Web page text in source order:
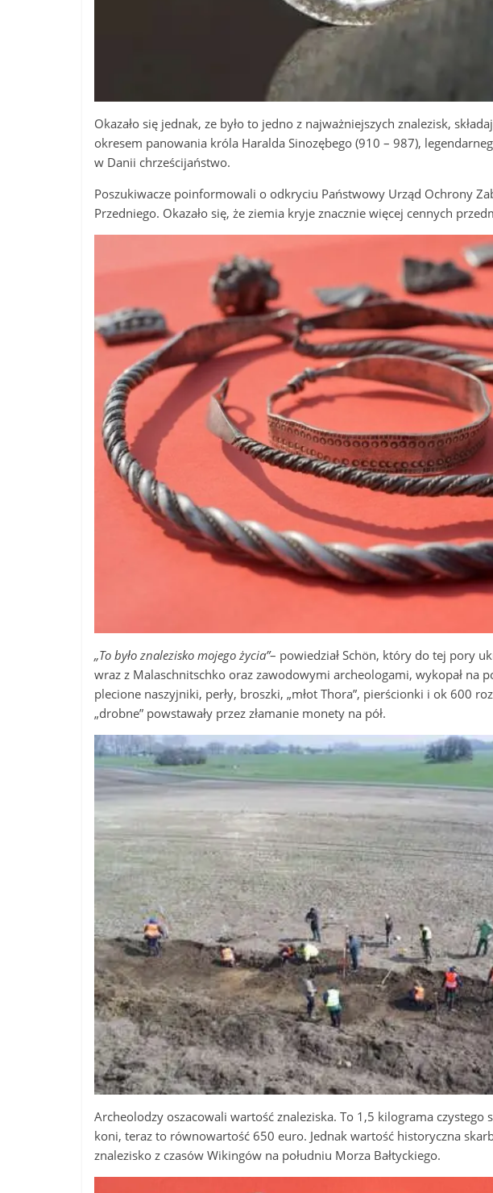
Okazało się jednak, ze było to jedno z najważniejszych znalezisk,
okresem panowania króla Haralda Sinozębego (910 – 987),
w Danii chrześcijaństwo.
Poszukiwacze poinformowali o odkryciu Państwowy Urząd Ochrony
Przedniego. Okazało się, że ziemia kryje znacznie więcej cennych
„To było znalezisko mojego życia”– powiedział Schön, który do tej pory
wraz z Malaschnitschko oraz zawodowymi archeologami, wykopał na
plecione naszyjniki, perły, broszki, „młot Thora”, pierścionki i ok 600
„drobne” powstawały przez złamanie monety na pół.
Archeolodzy oszacowali wartość znaleziska. To 1,5 kilograma czystego
koni, teraz to równowartość 650 euro. Jednak wartość historyczna
znalezisko z czasów Wikingów na południu Morza Bałtyckiego.